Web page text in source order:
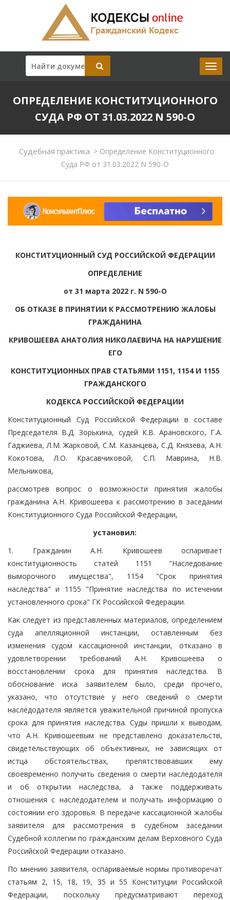
ОПРЕДЕЛЕНИЕ КОНСТИТУЦИОННОГО
СУДА РФ ОТ 31.03.2022 N 590-О
Судебная практика > Определение Конституционного
Суда РФ от 31.03.2022 N 590-О
КОНСТИТУЦИОННЫЙ СУД РОССИЙСКОЙ ФЕДЕРАЦИИ
ОПРЕДЕЛЕНИЕ
от 31 марта 2022 г. N 590-О
ОБ ОТКАЗЕ В ПРИНЯТИИ К РАССМОТРЕНИЮ ЖАЛОБЫ
ГРАЖДАНИНА
КРИВОШЕЕВА АНАТОЛИЯ НИКОЛАЕВИЧА НА НАРУШЕНИЕ
ЕГО
КОНСТИТУЦИОННЫХ ПРАВ СТАТЬЯМИ 1151, 1154 И 1155
ГРАЖДАНСКОГО
КОДЕКСА РОССИЙСКОЙ ФЕДЕРАЦИИ
Конституционный Суд Российской Федерации в составе
Председателя В.Д. Зорькина, судей К.В. Арановского, Г.А.
Гаджиева, Л.М. Жарковой, С.М. Казанцева, С.Д. Князева, А.Н.
Кокотова, Л.О. Красавчиковой, С.П. Маврина, Н.В.
Мельникова,
рассмотрев вопрос о возможности принятия жалобы
гражданина А.Н. Кривошеева к рассмотрению в заседании
Конституционного Суда Российской Федерации,
установил:
1. Гражданин А.Н. Кривошеев оспаривает
конституционность статей 1151 "Наследование
выморочного имущества", 1154 "Срок принятия
наследства" и 1155 "Принятие наследства по истечении
установленного срока" ГК Российской Федерации.
Как следует из представленных материалов, определением
суда апелляционной инстанции, оставленным без
изменения судом кассационной инстанции, отказано в
удовлетворении требований А.Н. Кривошеева о
восстановлении срока для принятия наследства. В
обоснование иска заявителем было, среди прочего,
указано, что отсутствие у него сведений о смерти
наследодателя является уважительной причиной пропуска
срока для принятия наследства. Суды пришли к выводам,
что А.Н. Кривошеевым не представлено доказательств,
свидетельствующих об объективных, не зависящих от
истца обстоятельствах, препятствовавших ему
своевременно получить сведения о смерти наследодателя
и об открытии наследства, а также поддерживать
отношения с наследодателем и получать информацию о
состоянии его здоровья. В передаче кассационной жалобы
заявителя для рассмотрения в судебном заседании
Судебной коллегии по гражданским делам Верховного Суда
Российской Федерации отказано.
По мнению заявителя, оспариваемые нормы противоречат
статьям 2, 15, 18, 19, 35 и 55 Конституции Российской
Федерации, поскольку предусматривают переход